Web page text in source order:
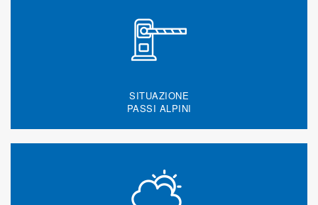
SITUAZIONE
PASSI ALPINI